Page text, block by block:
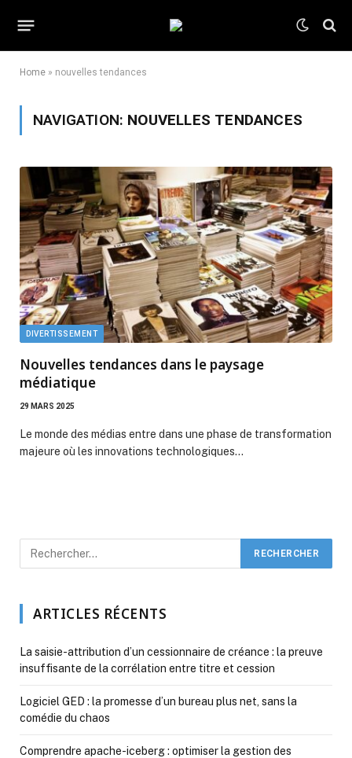
Home » nouvelles tendances
NAVIGATION: NOUVELLES TENDANCES
DIVERTISSEMENT
Nouvelles tendances dans le paysage
médiatique
29 MARS 2025
Le monde des médias entre dans une phase de transformation
majeure où les innovations technologiques…
ARTICLES RÉCENTS
La saisie-attribution d’un cessionnaire de créance : la preuve
insuffisante de la corrélation entre titre et cession
Logiciel GED : la promesse d’un bureau plus net, sans la
comédie du chaos
Comprendre apache-iceberg : optimiser la gestion des